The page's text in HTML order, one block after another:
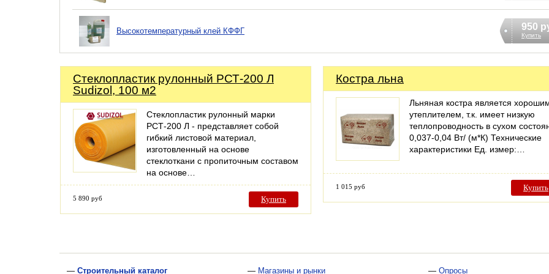
Высокотемпературный клей КФФГ 950
Купить
Стеклопластик рулонный РСТ-200 Л
Sudizol, 100 м2
Cтеклопластик рулонный марки
РСТ-200 Л - представляет собой
гибкий листовой материал,
изготовленный на основе
стеклоткани c пропиточным составом
на основе…
5 890 руб Купить
Костра льна
Льняная костра является
утеплителем, т.к. имеет низкую
теплопроводность в сухом
0,037-0,04 Вт/ (м*К) Технические
характеристики Ед. измер:…
1 015 руб Купить
— Строительный каталог — Магазины и рынки — Опросы